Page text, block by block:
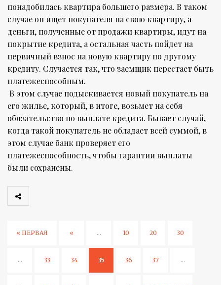
понадобилась квартира большего размера. В таком
случае он ищет покупателя на свою квартиру, а
деньги, полученные от продажи квартиры, идут на
покрытие кредита, а остальная часть пойдет на
первичный взнос на новую квартиру по другому
кредиту. Случается так, что заемщик перестает быть
платежеспособным.
В этом случае подыскивается новый покупатель на
его жилье, который, в итоге, возьмет на себя
обязательство по выплате кредита. Бывает случай,
когда такой покупатель не обладает всей суммой, в
этом случае банк проверяет его
платежеспособность, чтобы гарантии выплаты
были сохранены.
« ПЕРВАЯ « ... 10 20 30
... 33 34 35 36 37 ...